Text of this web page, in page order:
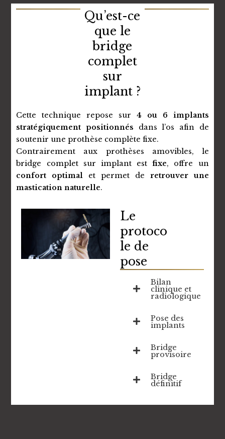
Qu’est-ce
que le
bridge
complet
sur
implant ?
Cette technique repose sur 4 ou 6 implants
stratégiquement positionnés dans l’os afin de
soutenir une prothèse complète fixe.
Contrairement aux prothèses amovibles, le
bridge complet sur implant estfixe, offre un
confort optimal et permet de retrouver une
mastication naturelle.
Le
protoco
le de
pose
Bilan
clinique et
radiologique
Pose des
implants
Bridge
provisoire
Bridge
définitif